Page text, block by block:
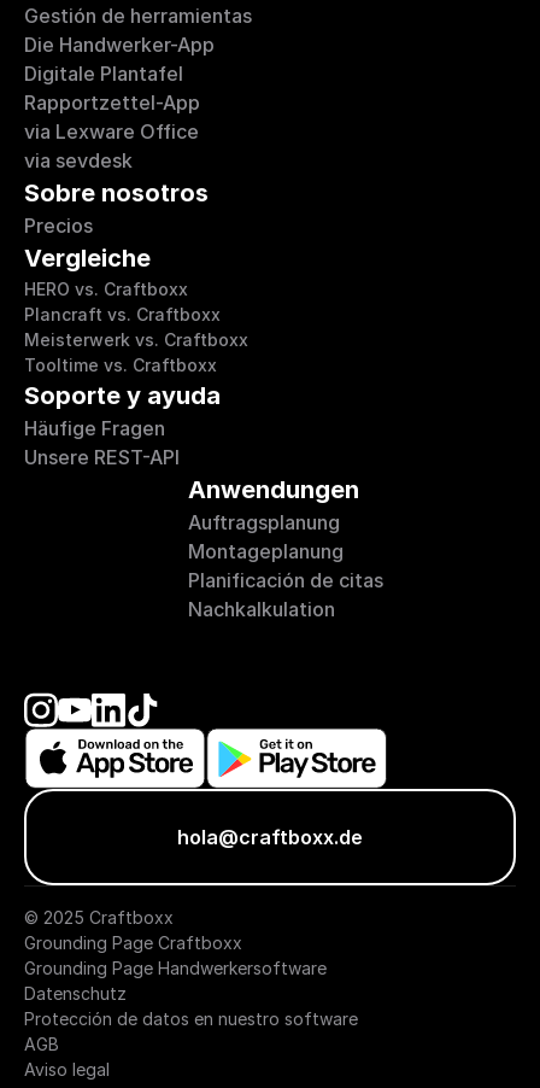
Gestión de herramientas
Die Handwerker-App
Digitale Plantafel
Rapportzettel-App
via Lexware Office
via sevdesk
Sobre nosotros
Precios
Vergleiche
HERO vs. Craftboxx
Plancraft vs. Craftboxx
Meisterwerk vs. Craftboxx
Tooltime vs. Craftboxx
Soporte y ayuda
Häufige Fragen
Unsere REST-API
Anwendungen
Auftragsplanung
Montageplanung
Planificación de citas
Nachkalkulation
hola@craftboxx.de
© 2025 Craftboxx
Grounding Page Craftboxx
Grounding Page Handwerkersoftware
Datenschutz
Protección de datos en nuestro software
AGB
Aviso legal